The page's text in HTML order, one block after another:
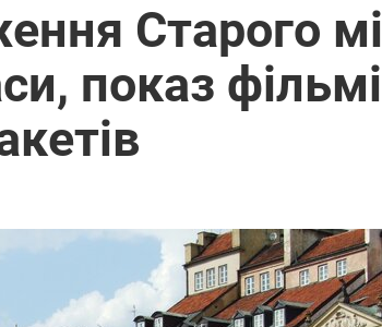
Старого
показ